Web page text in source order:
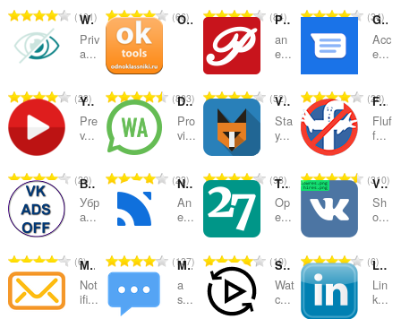
총
등
급
101
총66
총
등
급
84
총
등
급
34
WhatsApp Privacy Filter
Priv
a...
총
등
급
23
OkTools - Темы, Cтатусы для сайта одноклассники.ру
총
등
급
803
Pinterest™ Panel
an
e...
총
등
급
52
Google Messages Sidebar
Acc
e...
총
등
급
28
YouTube Still Here
Pre
v...
총
등
급
20
Desktop messenger for WhatsApp™
Pro
vi...
총
등
급
23
VKfox - плагин для "ВКонтакте"
Sta
y...
총
등
급
98
F.B.(FluffBusting)Purity
Fluf
f...
총
등
급
310
Вконтакте без рекламы
Убр
а...
총
등
급
6
Netpanel
An
e...
총
급
137
TwoSeven Extension
Op
e...
총
등
급
10
VK original files
Sh
o...
총
등
급
6
Мои сообщения
Not
ifi...
Meeting
a
s...
SyncWatch
Wat
c...
LinkedIn™ Lite
Lin
k...